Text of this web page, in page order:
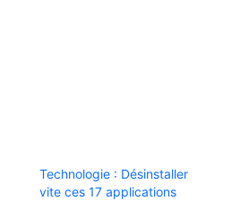
Technologie : Désinstaller
vite ces 17 applications